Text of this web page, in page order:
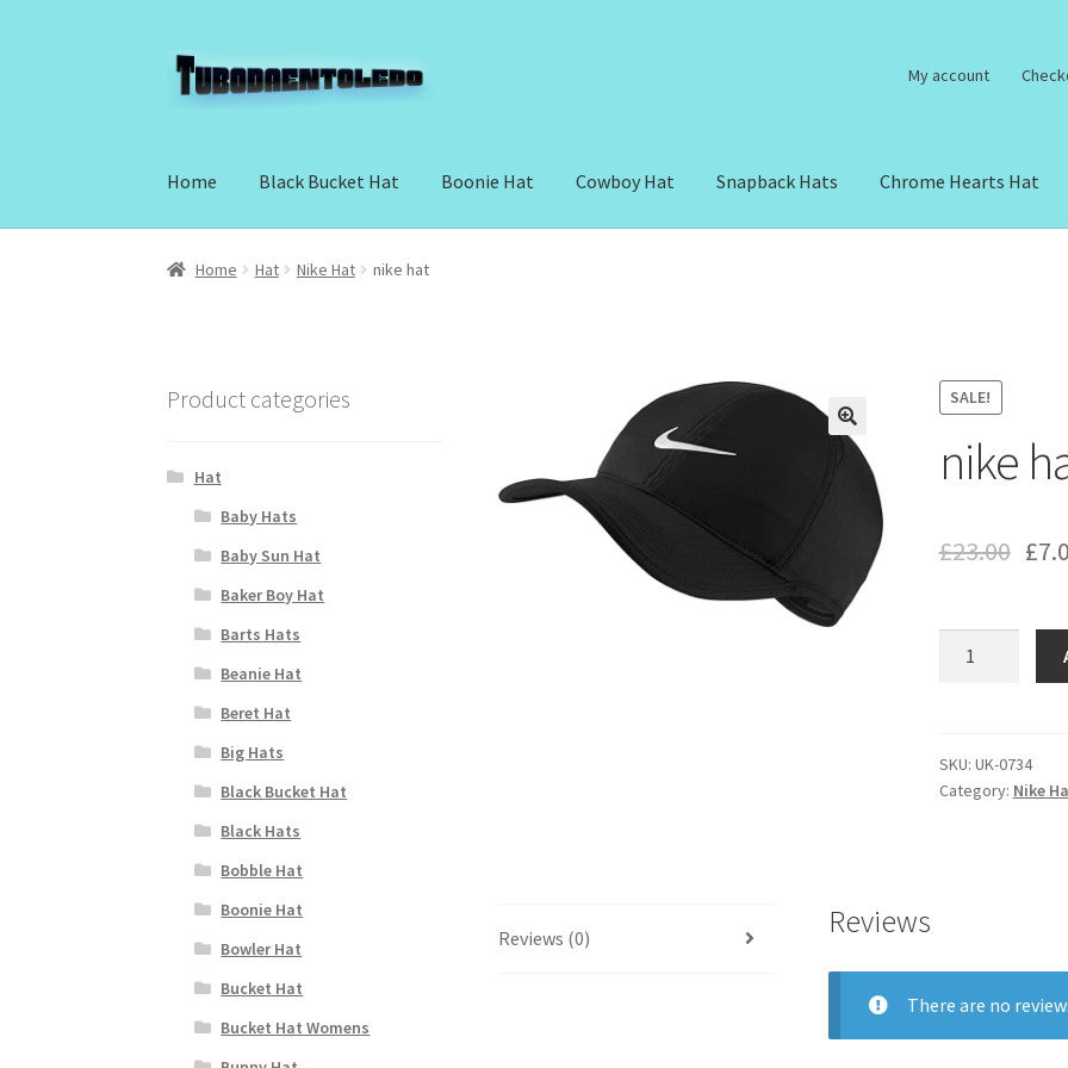
Skip
to
Skip
to
My account
Home Black Bucket Hat Boonie Hat Cowboy Hat Snapback Hats Chrome Hearts Hat
Home Hat Nike Hat nike hat
SALE!
nike
£23.00 £
SKU: UK-0734
Category: Nike
Reviews (0) Reviews
There are no
Product categories
Hat
Baby Hats
Baby Sun Hat
Baker Boy Hat
Barts Hats
Beanie Hat
Beret Hat
Big Hats
Black Bucket Hat
Black Hats
Bobble Hat
Boonie Hat
Bowler Hat
Bucket Hat
Bucket Hat Womens